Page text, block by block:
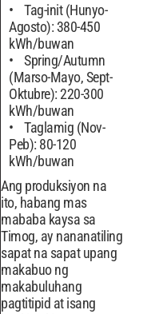
Tag-init (Hunyo-
Agosto): 380-450
kWh/buwan
Spring/Autumn
(Marso-Mayo, Sept-
Oktubre): 220-300
kWh/buwan
Taglamig (Nov-
Peb): 80-120
kWh/buwan
Ang produksiyon na
ito, habang mas
mababa kaysa sa
Timog, ay nananatiling
sapat na sapat upang
makabuo ng
makabuluhang
pagtitipid at isang